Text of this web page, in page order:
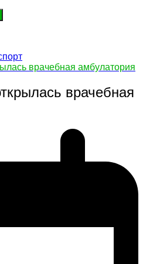
врачебная амбулатория
врачебная